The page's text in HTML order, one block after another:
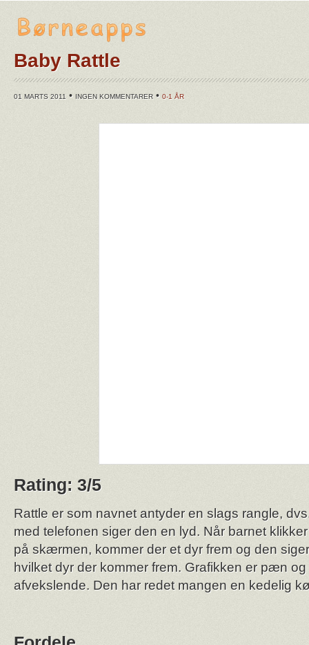
Baby Rattle
01 MARTS 2011 • INGEN KOMMENTARER • 0-1 ÅR
Rating: 3/5
Rattle er som navnet antyder en slags rangle,
med telefonen siger den en lyd. Når barnet
på skærmen, kommer der et dyr frem og den
hvilket dyr der kommer frem. Grafikken er pæn
afvekslende. Den har redet mangen en kedelig